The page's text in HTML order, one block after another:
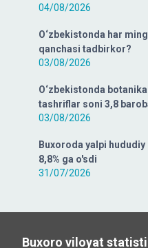
04/08/2026
O‘zbekistonda har
qanchasi tadbirkor?
03/08/2026
O‘zbekistonda
tashriflar soni 3,8
03/08/2026
Buxoroda yalpi
8,8% ga o'sdi
31/07/2026
Buxoro viloyat